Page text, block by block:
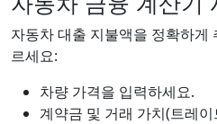
자동차 대출 지불액을 정확하게
르세요:
차량 가격을 입력하세요.
계약금 및 거래 가치(트레